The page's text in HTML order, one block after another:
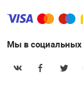
Мы в социальных